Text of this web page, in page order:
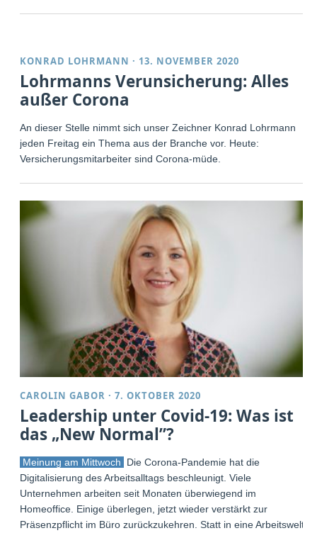
KONRAD LOHRMANN · 13. NOVEMBER 2020
Lohrmanns Verunsicherung: Alles
außer Corona
An dieser Stelle nimmt sich unser Zeichner Konrad Lohrmann
jeden Freitag ein Thema aus der Branche vor. Heute:
Versicherungsmitarbeiter sind Corona-müde.
CAROLIN GABOR ·7. OKTOBER 2020
Leadership unter Covid-19: Was ist
das „New Normal”?
Meinung am Mittwoch
Die Corona-Pandemie hat die
Digitalisierung des Arbeitsalltags beschleunigt. Viele
Unternehmen arbeiten seit Monaten überwiegend im
Homeoffice. Einige überlegen, jetzt wieder verstärkt zur
Präsenzpflicht im Büro zurückzukehren. Statt in eine Arbeitswelt